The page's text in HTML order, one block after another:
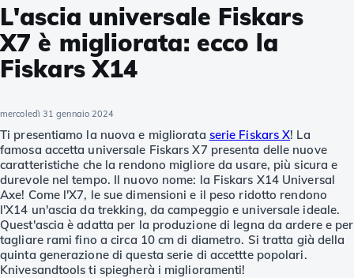
L'ascia universale Fiskars
X7 è migliorata: ecco la
Fiskars X14
mercoledì 31 gennaio 2024
Ti presentiamo la nuova e migliorata serie Fiskars X! La
famosa accetta universale Fiskars X7 presenta delle nuove
caratteristiche che la rendono migliore da usare, più sicura e
durevole nel tempo. Il nuovo nome: la Fiskars X14 Universal
Axe! Come l'X7, le sue dimensioni e il peso ridotto rendono
l'X14 un'ascia da trekking, da campeggio e universale ideale.
Quest'ascia è adatta per la produzione di legna da ardere e per
tagliare rami fino a circa 10 cm di diametro. Si tratta già della
quinta generazione di questa serie di accettte popolari.
Knivesandtools ti spiegherà i miglioramenti!